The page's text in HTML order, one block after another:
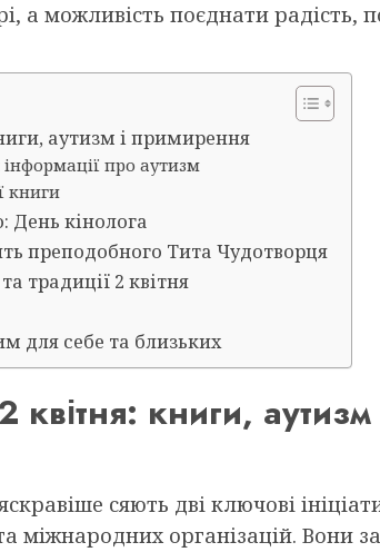
а можливість поєднати радість,
аутизм і примирення
про аутизм
книги
День кінолога
преподобного Тита Чудотворця
традиції 2 квітня
для себе та близьких
книги, аутизм
сяють дві ключові
міжнародних організацій. Вони